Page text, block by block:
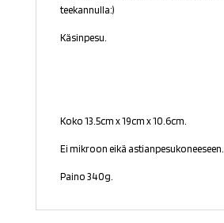
teekannulla:)
Käsinpesu.
Koko 13.5cm x 19cm x 10.6cm.
Ei mikroon eikä astianpesukoneeseen.
Paino 340g.